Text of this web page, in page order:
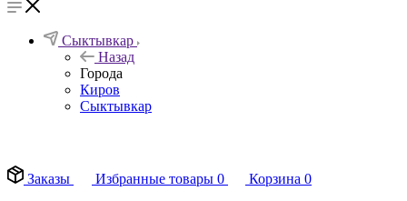
Сыктывкар
Назад
Города
Киров
Сыктывкар
Заказы
Избранные товары 0 Корзина 0